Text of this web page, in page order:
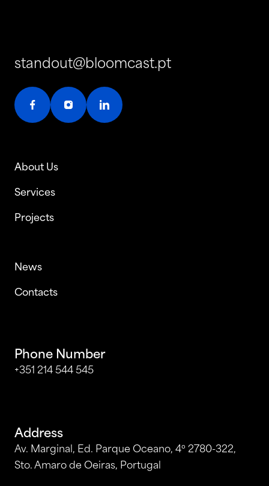
standout@bloomcast.pt
About Us
Services
Projects
News
Contacts
Phone Number
+351 214 544 545
Address
Av. Marginal, Ed. Parque Oceano, 4º 2780-322,
Sto. Amaro de Oeiras, Portugal